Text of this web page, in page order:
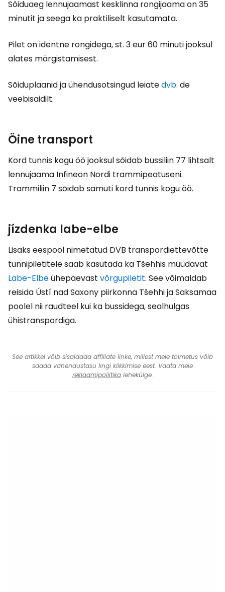
Sõiduaeg lennujaamast kesklinna rongijaama on 35
minutit ja seega ka praktiliselt kasutamata.
Pilet on identne rongidega, st. 3 eur60 minuti jooksul
alates märgistamisest.
Sõiduplaanid ja ühendusotsingud leiatedvb. de
veebisaidilt.
Öine transport
Kord tunnis kogu öö jooksul sõidab bussiliin 77 lihtsalt
lennujaama Infineon Nordi trammipeatuseni.
Trammiliin 7 sõidab samuti kord tunnis kogu öö.
jízdenka labe-elbe
Lisaks eespool nimetatud DVB transpordiettevõtte
tunnipiletitele saab kasutada ka Tšehhis müüdavat
Labe-Elbeühepäevast võrgupiletit. See võimaldab
reisida Ústí nad Saxony piirkonna Tšehhi ja Saksamaa
poolel nii raudteel kui ka bussidega, sealhulgas
ühistranspordiga.
See artikkel võib sisaldada affiliate linke, millest meie toimetus võib
saada vahendustasu lingi klikkimise eest. Vaata meie
reklaamipoliitikalehekülge.